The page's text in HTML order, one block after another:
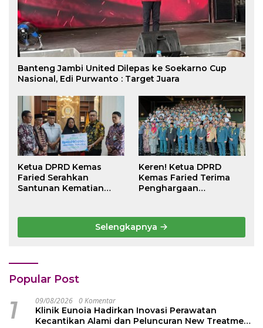
Banteng Jambi United Dilepas ke Soekarno Cup
Nasional, Edi Purwanto : Target Juara
Ketua DPRD Kemas
Faried Serahkan
Santunan Kematian
Juta kepada Ahli Waris
Keren! Ketua DPRD
Kemas Faried Terima
Penghargaan
dari Persekutuan
Pengakap Malaysia
Selengkapnya
Popular Post
1 09/08/2026 0 Komentar
Klinik Eunoia Hadirkan Inovasi Perawatan
Kecantikan Alami dan Peluncuran New Treatment